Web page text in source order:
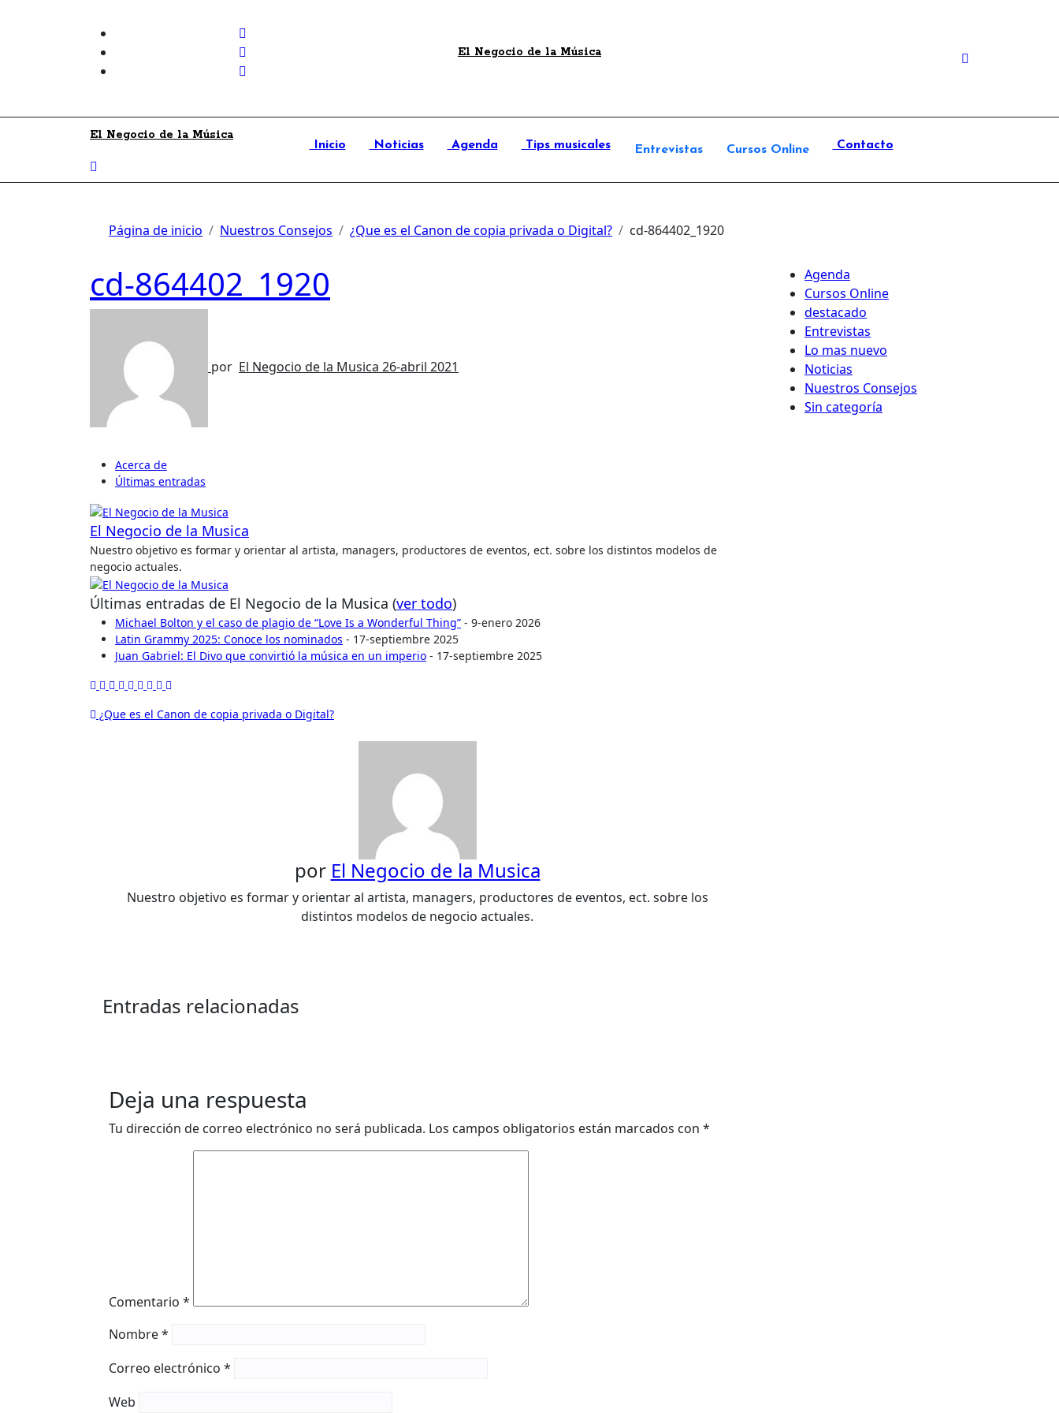
El Negocio de la Música
El Negocio de la Música
Inicio Noticias Agenda Tips musicales Entrevistas Cursos Online Contacto
Página de inicio Nuestros Consejos ¿Que es el Canon de copia privada o Digital? cd-864402_1920
cd-864402_1920
por El Negocio de la Musica 26-abril 2021
Acerca de
Últimas entradas
El Negocio de la Musica
Nuestro objetivo es formar y orientar al artista, managers, productores de eventos, ect. sobre los distintos modelos de
negocio actuales.
Últimas entradas de El Negocio de la Musica (ver todo)
Michael Bolton y el caso de plagio de “Love Is a Wonderful Thing” - 9-enero 2026
Latin Grammy 2025: Conoce los nominados - 17-septiembre 2025
Juan Gabriel: El Divo que convirtió la música en un imperio - 17-septiembre 2025
Navegación
¿Que es el Canon de copia privada o Digital?
por El Negocio de la Musica
Nuestro objetivo es formar y orientar al artista, managers, productores de eventos, ect. sobre los
distintos modelos de negocio actuales.
Entradas relacionadas
Deja una respuesta
Tu dirección de correo electrónico no será publicada. Los campos obligatorios están marcados con *
Comentario *
Nombre*
Correo electrónico *
Web
Agenda
Cursos Online
destacado
Entrevistas
Lo mas nuevo
Noticias
Nuestros Consejos
Sin categoría